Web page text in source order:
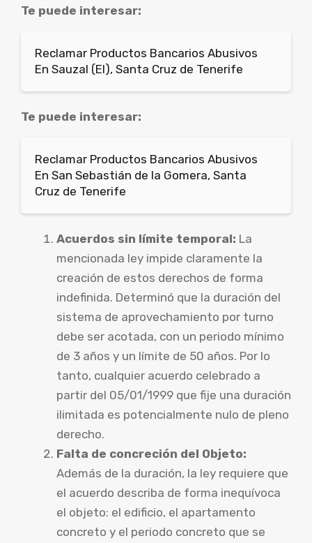
Te puede interesar:
Reclamar Productos Bancarios Abusivos
En Sauzal (El), Santa Cruz de Tenerife
Te puede interesar:
Reclamar Productos Bancarios Abusivos
En San Sebastián de la Gomera, Santa
Cruz de Tenerife
Acuerdos sin límite temporal: La
mencionada ley impide claramente la
creación de estos derechos de forma
indefinida. Determinó que la duración del
sistema de aprovechamiento por turno
debe ser acotada, con un periodo mínimo
de 3 años y un límite de 50 años. Por lo
tanto, cualquier acuerdo celebrado a
partir del 05/01/1999 que fije una duración
ilimitada es potencialmente nulo de pleno
derecho.
Falta de concreción del Objeto:
Además de la duración, la ley requiere que
el acuerdo describa de forma inequívoca
el objeto: el edificio, el apartamento
concreto y el periodo concreto que se